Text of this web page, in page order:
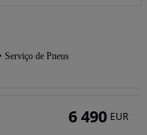
Serviço de Pneus
6 490 EUR